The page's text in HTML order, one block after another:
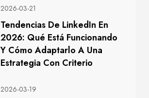
2026-03-21
Tendencias De LinkedIn En
2026: Qué Está Funcionando
Y Cómo Adaptarlo A Una
Estrategia Con Criterio
2026-03-19